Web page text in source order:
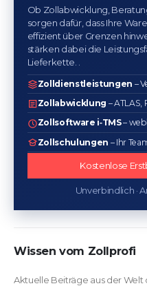
Ob Zollabwicklung,
sorgen dafür, dass Ihre
effizient über Grenzen
stärken dabei die
Lieferkette. .
Zolldienstleistungen –
Zollabwicklung – ATLAS,
Zollsoftware i‑TMS–
Zollschulungen – Ihr
Kostenlose
Unverbindlich ·
Wissen vom Zollprofi
Aktuelle Beiträge aus der Welt